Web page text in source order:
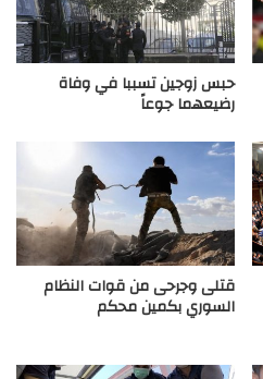
حبس زوجين تسببا في وفاة
رضيعهما جوعاً
قتلى وجرحى من قوات النظام
السوري بكمين محكم